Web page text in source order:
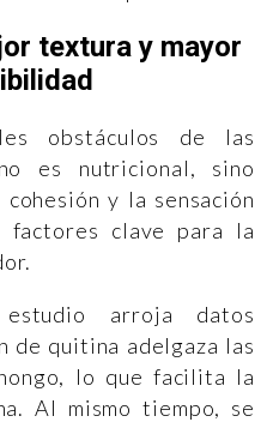
textura y mayor
obstáculos de las
es nutricional, sino
y la sensación
factores clave para la
arroja datos
de quitina adelgaza las
lo que facilita la
Al mismo tiempo, se